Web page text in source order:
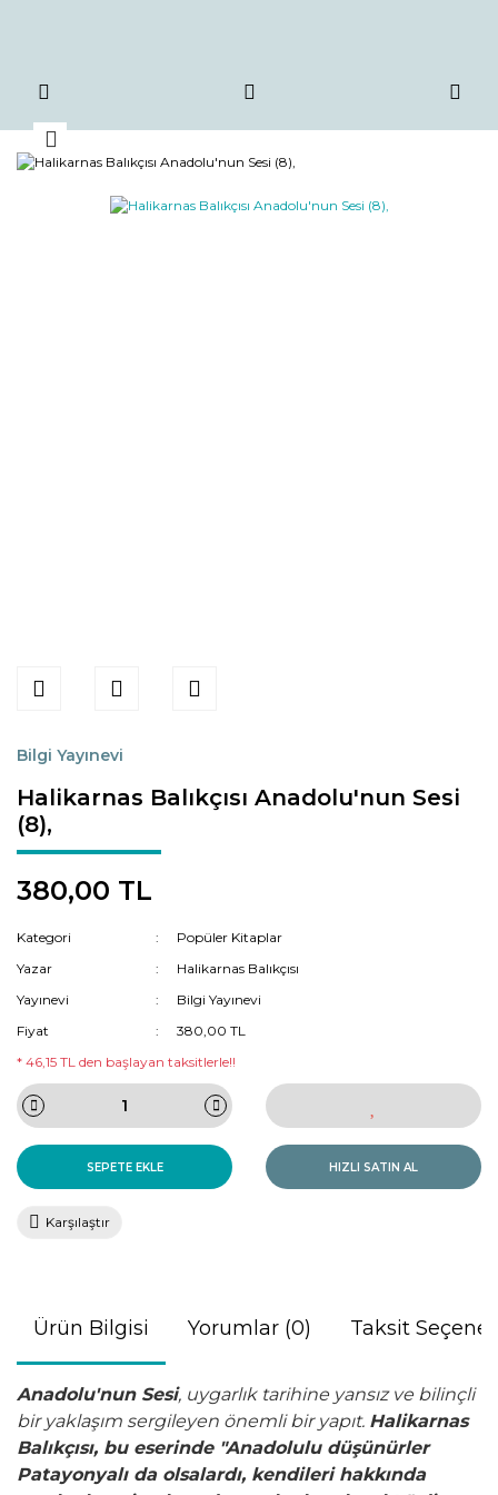
Bilgi Yayınevi
Halikarnas Balıkçısı Anadolu'nun Sesi
(8),
380,00 TL
Kategori
Popüler Kitaplar
Yazar
Halikarnas Balıkçısı
Yayınevi
Bilgi Yayınevi
Fiyat
380,00 TL
* 46,15 TL den başlayan taksitlerle!!
SEPETE EKLE HIZLI SATIN AL
Karşılaştır
Ürün Bilgisi Yorumlar (0) Taksit
Anadolu'nun Sesi, uygarlık tarihine yansız ve bilinçli
bir yaklaşım sergileyen önemli bir yapıt. Halikarnas
Balıkçısı, bu eserinde "Anadolulu düşünürler
Patayonyalı da olsalardı, kendileri hakkında